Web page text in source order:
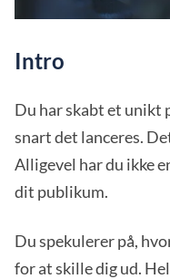
Intro
Du har skabt et unikt
snart det lanceres.
Alligevel har du ikke
dit publikum.
Du spekulerer på,
for at skille dig ud.